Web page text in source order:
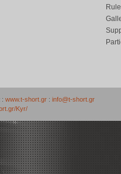
: www.t-short.gr : info@t-short.gr
Kyr/